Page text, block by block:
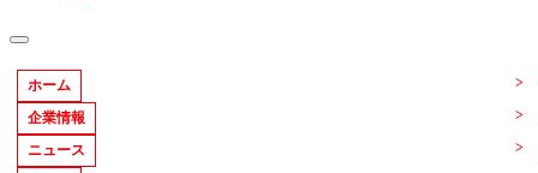
ホーム
企業情報
ニュース